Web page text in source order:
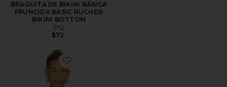
BRAGUITA DE BIKINI BÁSICA
FRUNCIDA BASIC RUCHED
BIKINI BOTTOM
PQ
$72
Favorite TOP BIKINI HALTER ELEANOR